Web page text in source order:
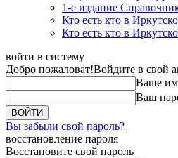
1-е издание
Кто есть кто в
Кто есть кто в
войти в систему
Добро пожаловат!Войдите в свой
Ваше
Ваш
Вы забыли свой пароль?
восстановление пароля
Восстановите свой пароль